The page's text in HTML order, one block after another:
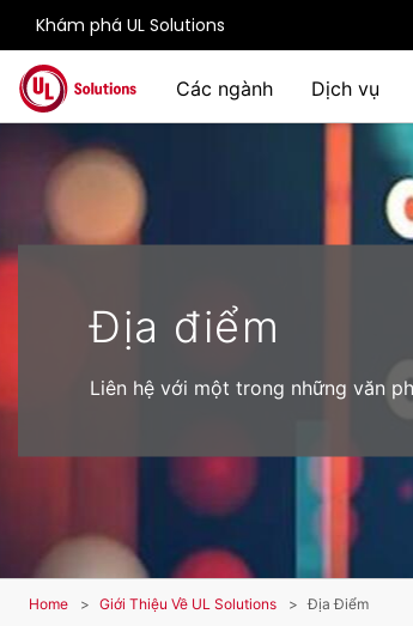
Khám phá UL Solutions
Skip to main content
Các ngành
Dịch vụ
Địa điểm
Liên hệ với một trong những văn
Home Giới Thiệu Về UL Solutions Địa Điểm